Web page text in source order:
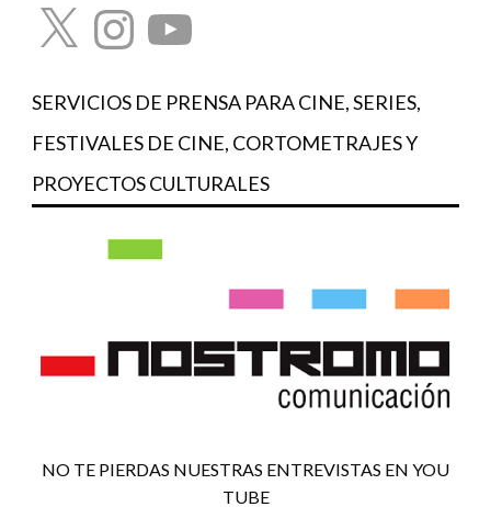
X InstagramYouTube
SERVICIOS DE PRENSA PARA CINE, SERIES,
FESTIVALES DE CINE, CORTOMETRAJES Y
PROYECTOS CULTURALES
NO TE PIERDAS NUESTRAS ENTREVISTAS EN YOU
TUBE